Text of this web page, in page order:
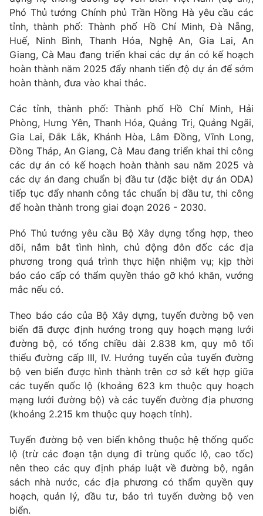
Sản phẩm
Thị trường
Tư vấn
Lịch phát sóng
Chuyên mục khác
Photo Infographic
Video Shorts video
VTV Money VTV Thể thao
VTV Sức khoẻ Bất động sản
Thị trường 24h Tấm lòng Việt
VTV9 VTV8
Liên hệ tòa soạn English
THỜI BÁO VTV
Theo dõi báo trên
Phó Thủ tướng Chính phủ Trần Hồng Hà yêu cầu các
tỉnh, thành phố: Thành phố Hồ Chí Minh, Đà Nẵng,
Huế, Ninh Bình, Thanh Hóa, Nghệ An, Gia Lai, An
Giang, Cà Mau đang triển khai các dự án có kế hoạch
hoàn thành năm 2025 đẩy nhanh tiến độ dự án để sớm
hoàn thành, đưa vào khai thác.
Các tỉnh, thành phố: Thành phố Hồ Chí Minh, Hải
Phòng, Hưng Yên, Thanh Hóa, Quảng Trị, Quảng Ngãi,
Gia Lai, Đắk Lắk, Khánh Hòa, Lâm Đồng, Vĩnh Long,
Đồng Tháp, An Giang, Cà Mau đang triển khai thi công
các dự án có kế hoạch hoàn thành sau năm 2025 và
các dự án đang chuẩn bị đầu tư (đặc biệt dự án ODA)
tiếp tục đẩy nhanh công tác chuẩn bị đầu tư, thi công
để hoàn thành trong giai đoạn 2026 - 2030.
Phó Thủ tướng yêu cầu Bộ Xây dựng tổng hợp, theo
dõi, nắm bắt tình hình, chủ động đôn đốc các địa
phương trong quá trình thực hiện nhiệm vụ; kịp thời
báo cáo cấp có thẩm quyền tháo gỡ khó khăn, vướng
mắc nếu có.
Theo báo cáo của Bộ Xây dựng, tuyến đường bộ ven
biển đã được định hướng trong quy hoạch mạng lưới
đường bộ, có tổng chiều dài 2.838 km, quy mô tối
thiểu đường cấp III, IV. Hướng tuyến của tuyến đường
bộ ven biển được hình thành trên cơ sở kết hợp giữa
các tuyến quốc lộ (khoảng 623 km thuộc quy hoạch
mạng lưới đường bộ) và các tuyến đường địa phương
(khoảng 2.215 km thuộc quy hoạch tỉnh).
Tuyến đường bộ ven biển không thuộc hệ thống quốc
lộ (trừ các đoạn tận dụng đi trùng quốc lộ, cao tốc)
nên theo các quy định pháp luật về đường bộ, ngân
sách nhà nước, các địa phương có thẩm quyền quy
hoạch, quản lý, đầu tư, bảo trì tuyến đường bộ ven
biển.